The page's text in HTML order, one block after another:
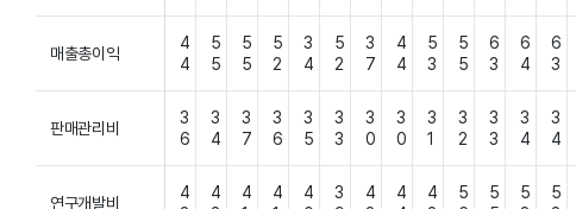
매출총이익
4
4
5
5
5
5
5
2
3
4
5
2
3
7
4
4
5
3
5
5
6
3
6
4
6
3
판매관리비
3
6
3
4
3
7
3
6
3
5
3
3
3
0
3
0
3
1
3
2
3
3
3
4
3
4
연구개발비
4
4
4
4
4
3
4
4
4
5
5
5
5